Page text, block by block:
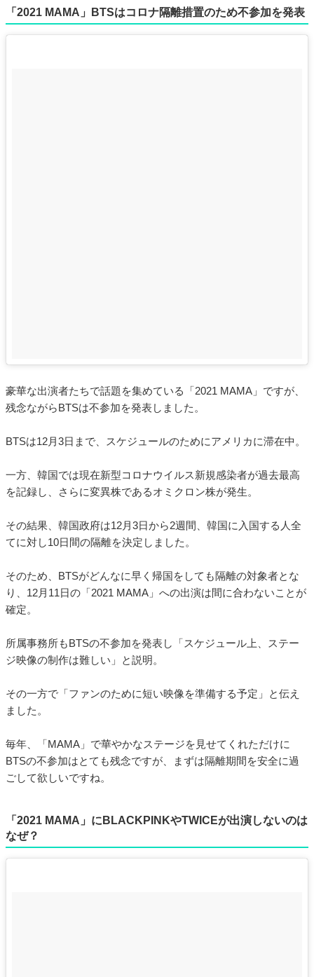
「2021 MAMA」BTSはコロナ隔離措置のため不参加を発表
豪華な出演者たちで話題を集めている「2021 MAMA」ですが、
残念ながらBTSは不参加を発表しました。
BTSは12月3日まで、スケジュールのためにアメリカに滞在中。
一方、韓国では現在新型コロナウイルス新規感染者が過去最高
を記録し、さらに変異株であるオミクロン株が発生。
その結果、韓国政府は12月3日から2週間、韓国に入国する人全
てに対し10日間の隔離を決定しました。
そのため、BTSがどんなに早く帰国をしても隔離の対象者とな
り、12月11日の「2021 MAMA」への出演は間に合わないことが
確定。
所属事務所もBTSの不参加を発表し「スケジュール上、ステー
ジ映像の制作は難しい」と説明。
その一方で「ファンのために短い映像を準備する予定」と伝え
ました。
毎年、「MAMA」で華やかなステージを見せてくれただけに
BTSの不参加はとても残念ですが、まずは隔離期間を安全に過
ごして欲しいですね。
「2021 MAMA」にBLACKPINKやTWICEが出演しないのは
なぜ？